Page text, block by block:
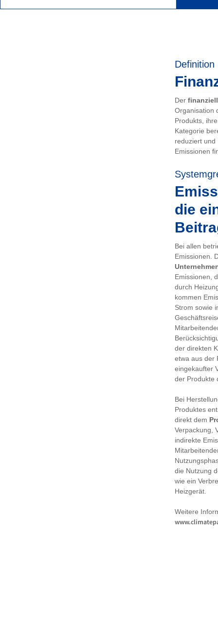
Definition
Der
Organisation
Produkts,
Kategorie
reduziert und
Emissionen
die
Bei allen
Emissionen.
Emissionen,
durch
kommen
Strom sowie
der direkten
etwa aus der
eingekaufter
der Produkte
Bei
Produktes
direkt dem
Verpackung,
indirekte
die Nutzung
wie ein
Heizgerät.
Weitere